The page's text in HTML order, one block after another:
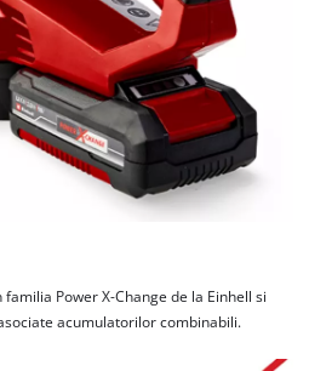
Power X-Change de la Einhell si
acumulatorilor combinabili.